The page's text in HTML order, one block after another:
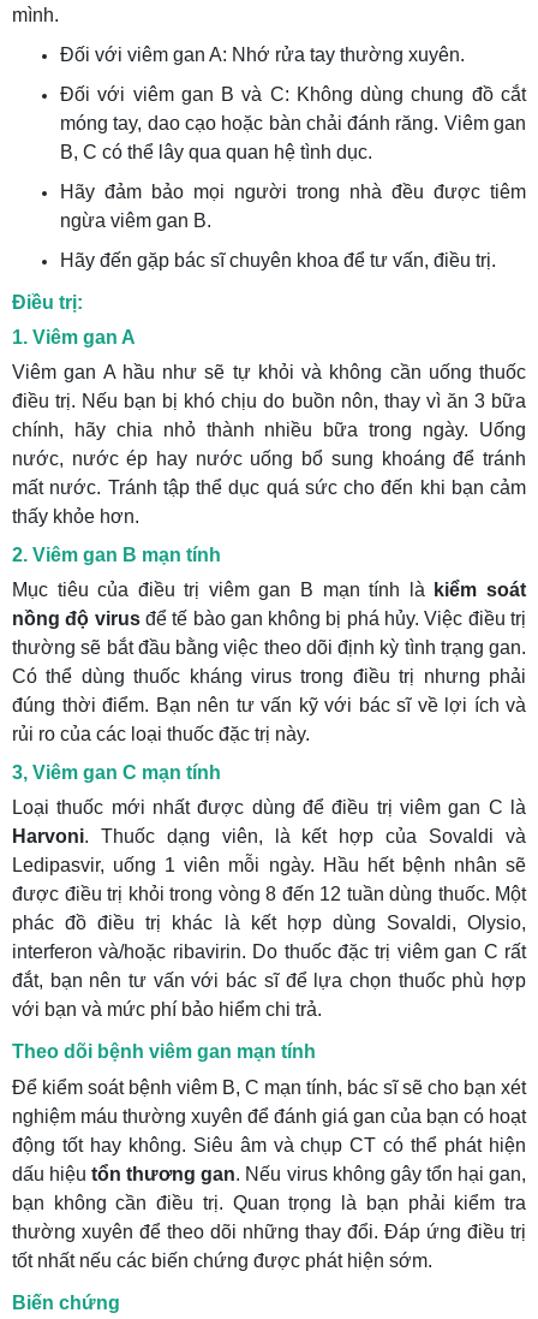
mình.
Đối với viêm gan A: Nhớ rửa tay thường xuyên.
Đối với viêm gan B và C: Không dùng chung đồ cắt
móng tay, dao cạo hoặc bàn chải đánh răng. Viêm gan
B, C có thể lây qua quan hệ tình dục.
Hãy đảm bảo mọi người trong nhà đều được tiêm
ngừa viêm gan B.
Hãy đến gặp bác sĩ chuyên khoa để tư vấn, điều trị.
Điều trị:
1. Viêm gan A
Viêm gan A hầu như sẽ tự khỏi và không cần uống thuốc
điều trị. Nếu bạn bị khó chịu do buồn nôn, thay vì ăn 3 bữa
chính, hãy chia nhỏ thành nhiều bữa trong ngày. Uống
nước, nước ép hay nước uống bổ sung khoáng để tránh
mất nước. Tránh tập thể dục quá sức cho đến khi bạn cảm
thấy khỏe hơn.
2. Viêm gan B mạn tính
Mục tiêu của điều trị viêm gan B mạn tính là kiểm soát
nồng độ virusđể tế bào gan không bị phá hủy. Việc điều trị
thường sẽ bắt đầu bằng việc theo dõi định kỳ tình trạng gan.
Có thể dùng thuốc kháng virus trong điều trị nhưng phải
đúng thời điểm. Bạn nên tư vấn kỹ với bác sĩ về lợi ích và
rủi ro của các loại thuốc đặc trị này.
3, Viêm gan C mạn tính
Loại thuốc mới nhất được dùng để điều trị viêm gan C là
Harvoni. Thuốc dạng viên, là kết hợp của Sovaldi và
Ledipasvir, uống 1 viên mỗi ngày. Hầu hết bệnh nhân sẽ
được điều trị khỏi trong vòng 8 đến 12 tuần dùng thuốc. Một
phác đồ điều trị khác là kết hợp dùng Sovaldi, Olysio,
interferon và/hoặc ribavirin. Do thuốc đặc trị viêm gan C rất
đắt, bạn nên tư vấn với bác sĩ để lựa chọn thuốc phù hợp
với bạn và mức phí bảo hiểm chi trả.
Theo dõi bệnh viêm gan mạn tính
Để kiểm soát bệnh viêm B, C mạn tính, bác sĩ sẽ cho bạn xét
nghiệm máu thường xuyên để đánh giá gan của bạn có hoạt
động tốt hay không. Siêu âm và chụp CT có thể phát hiện
dấu hiệutổn thương gan. Nếu virus không gây tổn hại gan,
bạn không cần điều trị. Quan trọng là bạn phải kiểm tra
thường xuyên để theo dõi những thay đổi. Đáp ứng điều trị
tốt nhất nếu các biến chứng được phát hiện sớm.
Biến chứng